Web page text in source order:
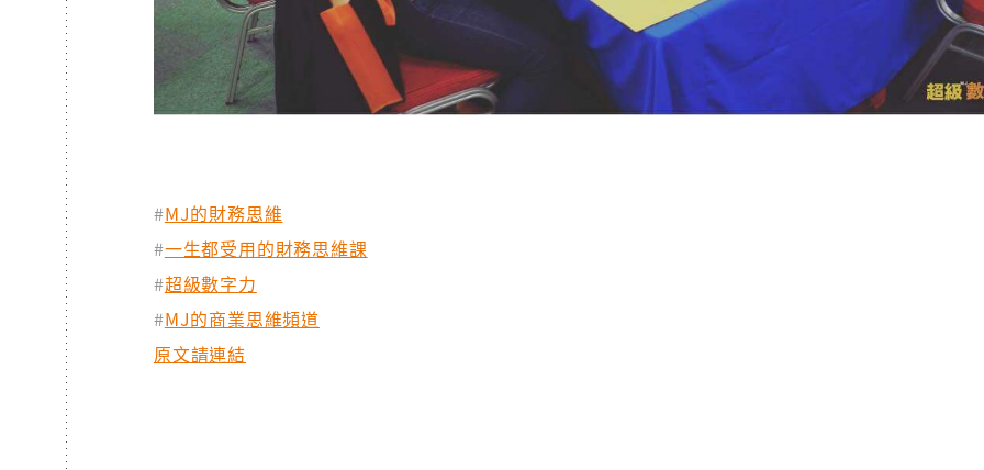
#MJ的財務思維
#一生都受用的財務思維課
#超級數字力
#MJ的商業思維頻道
原文請連結